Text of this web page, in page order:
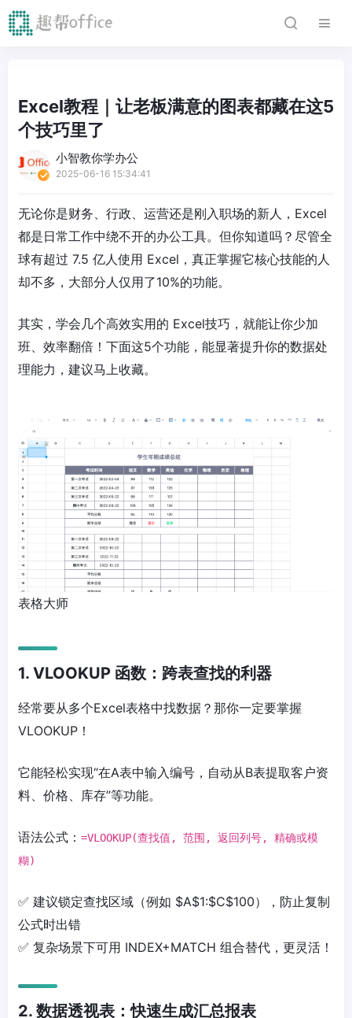
Excel教程｜让老板满意的图表都藏在这5
个技巧里了
小智教你学办公
2025-06-16 15:34:41
无论你是财务、行政、运营还是刚入职场的新人，Excel
都是日常工作中绕不开的办公工具。但你知道吗？尽管全
球有超过 7.5 亿人使用 Excel，真正掌握它核心技能的人
却不多，大部分人仅用了10%的功能。
其实，学会几个高效实用的 Excel技巧，就能让你少加
班、效率翻倍！下面这5个功能，能显著提升你的数据处
理能力，建议马上收藏。
表格大师
1. VLOOKUP 函数：跨表查找的利器
经常要从多个Excel表格中找数据？那你一定要掌握
VLOOKUP！
它能轻松实现“在A表中输入编号，自动从B表提取客户资
料、价格、库存”等功能。
语法公式： =VLOOKUP(查找值, 范围, 返回列号, 精确或模
糊)
✅ 建议锁定查找区域（例如 $A$1:$C$100），防止复制
公式时出错
✅ 复杂场景下可用 INDEX+MATCH 组合替代，更灵活！
2. 数据透视表：快速生成汇总报表